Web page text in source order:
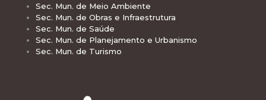
Sec. Mun. de Meio Ambiente
Sec. Mun. de Obras e Infraestrutura
Sec. Mun. de Saúde
Sec. Mun. de Planejamento e Urbanismo
Sec. Mun. de Turismo